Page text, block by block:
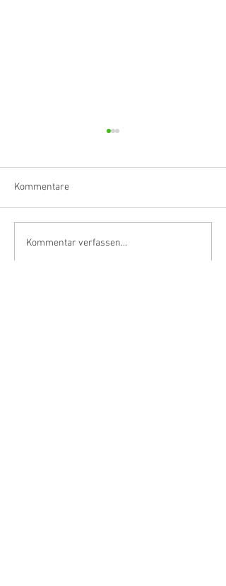
Klarinettistin, Tonmeisterin,
Kommentare
Kommentar verfassen...